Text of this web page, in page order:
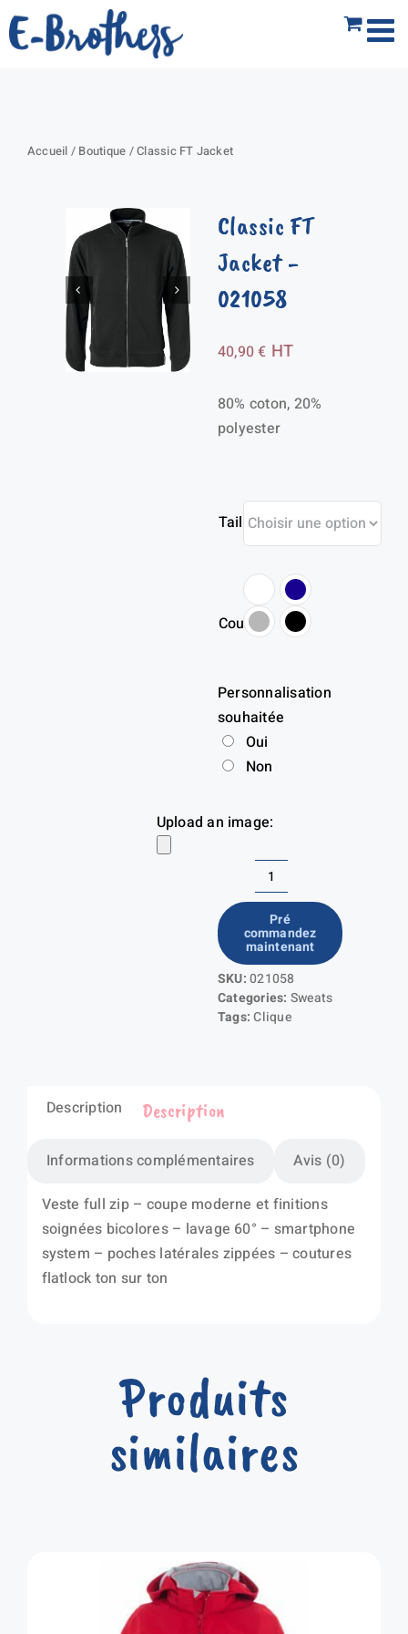
Passer
au
Accueil / Boutique /Classic FT Jacket
Classic FT
Jacket-
021058
40,90€ HT
80% coton, 20%
polyester
Taille
Couleur
Personnalisation
souhaitée
Oui
Non
Upload an image:
quantité
de
Classic
FT
Jacket
Pré
commandez
maintenant
SKU:021058
Categories: Sweats
Tags:Clique
Description
Informations complémentaires Avis (0)
Description
Veste full zip – coupe moderne et finitions
soignées bicolores – lavage 60° – smartphone
system – poches latérales zippées – coutures
flatlock ton sur ton
Produits
similaires